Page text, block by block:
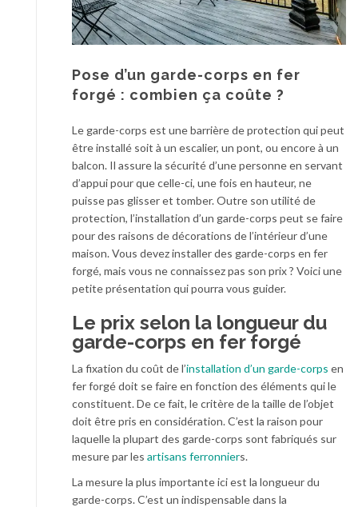
Pose d’un garde-corps en fer
forgé : combien ça coûte ?
Le garde-corps est une barrière de protection qui peut
être installé soit à un escalier, un pont, ou encore à un
balcon. Il assure la sécurité d’une personne en servant
d’appui pour que celle-ci, une fois en hauteur, ne
puisse pas glisser et tomber. Outre son utilité de
protection, l’installation d’un garde-corps peut se faire
pour des raisons de décorations de l’intérieur d’une
maison. Vous devez installer des garde-corps en fer
forgé, mais vous ne connaissez pas son prix ? Voici une
petite présentation qui pourra vous guider.
Le prix selon la longueur du
garde-corps en fer forgé
La fixation du coût de l’installation d’un garde-corps en
fer forgé doit se faire en fonction des éléments qui le
constituent. De ce fait, le critère de la taille de l’objet
doit être pris en considération. C’est la raison pour
laquelle la plupart des garde-corps sont fabriqués sur
mesure par les artisans ferronniers.
La mesure la plus importante ici est la longueur du
garde-corps. C’est un indispensable dans la